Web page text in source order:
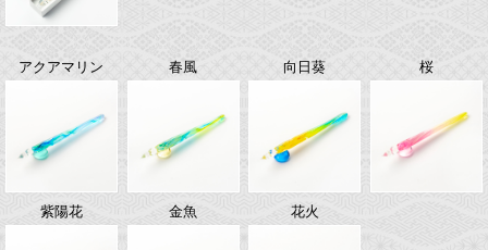
アクアマリン 春風 向日葵 桜
紫陽花 金魚 花火